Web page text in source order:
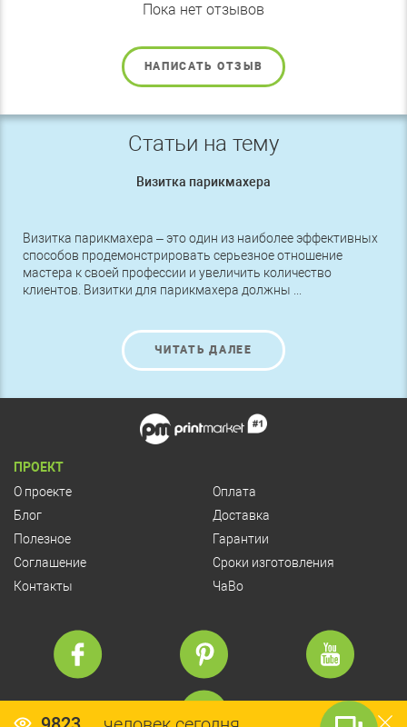
Пока нет отзывов
НАПИСАТЬ ОТЗЫВ
Статьи на тему
Визитка парикмахера
Визитка парикмахера – это один из наиболее эффективных
способов продемонстрировать серьезное отношение
мастера к своей профессии и увеличить количество
клиентов. Визитки для парикмахера должны ...
ЧИТАТЬ ДАЛЕЕ
ПРОЕКТ
О проекте
Блог
Полезное
Соглашение
Контакты
Оплата
Доставка
Гарантии
Сроки изготовления
ЧаВо